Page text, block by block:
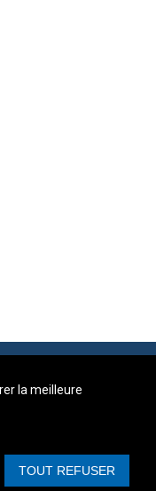
la meilleure
TOUT REFUSER